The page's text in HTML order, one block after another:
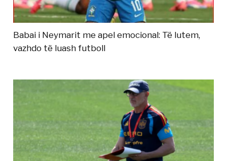
Babai i Neymarit me apel emocional: Të lutem,
vazhdo të luash futboll